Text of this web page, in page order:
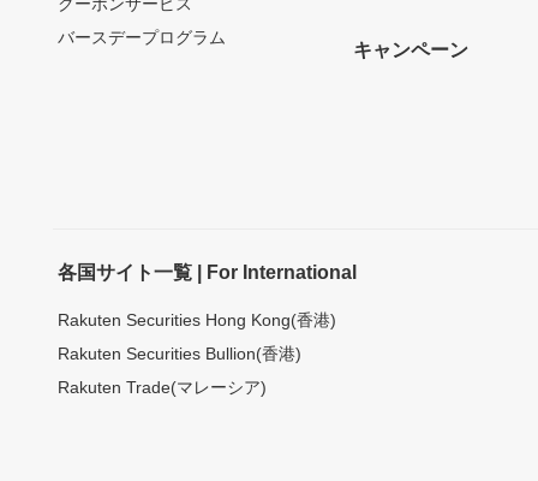
バースデープログラム
キャンペーン
各国サイト一覧 | For International
Rakuten Securities Hong Kong(香港)
Rakuten Securities Bullion(香港)
Rakuten Trade(マレーシア)